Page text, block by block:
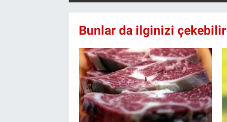
Bunlar da ilginizi çekebilir